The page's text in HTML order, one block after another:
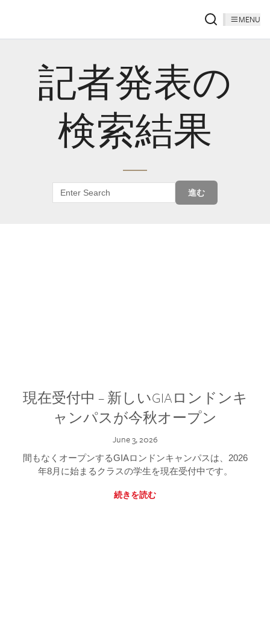
MENU
記者発表の
検索結果
進む
現在受付中 – 新しいGIAロンドンキ
ャンパスが今秋オープン
June 3, 2026
間もなくオープンするGIAロンドンキャンパスは、2026
年8月に始まるクラスの学生を現在受付中です。
続きを読む